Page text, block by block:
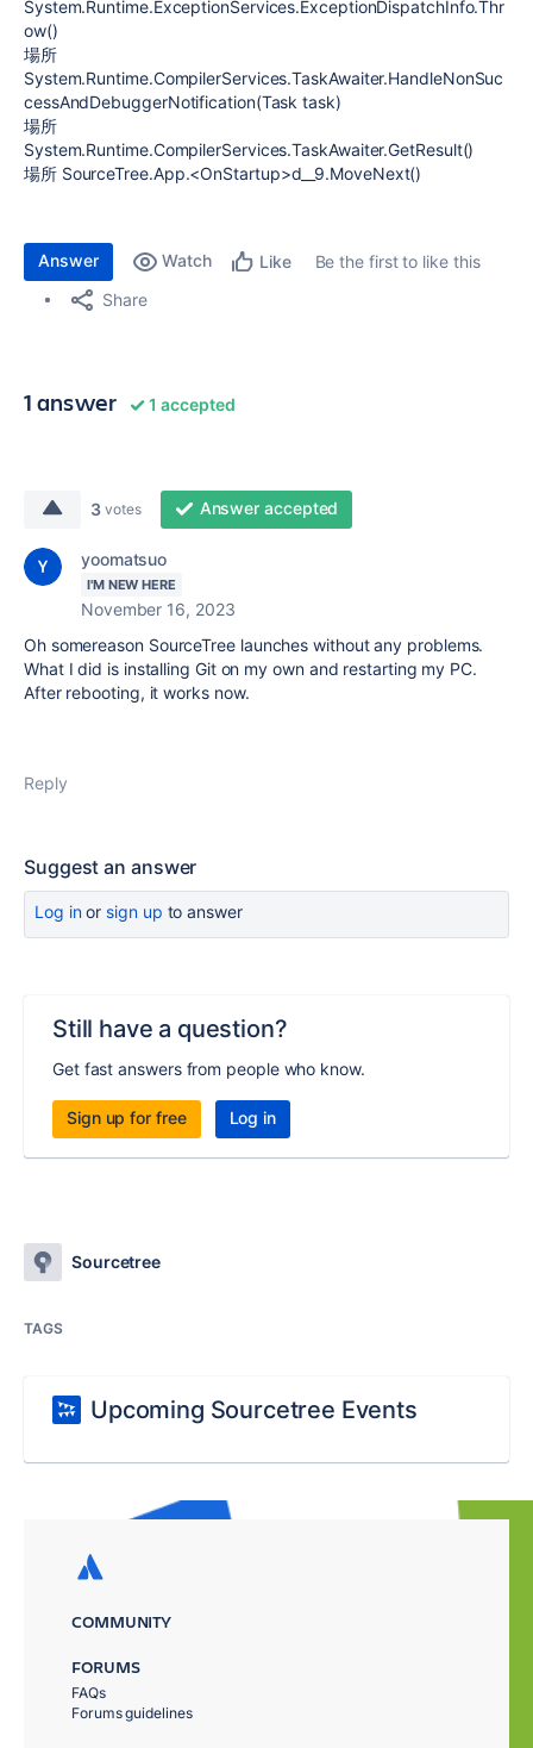
System.Runtime.ExceptionServices.ExceptionDispatchInfo.Thr
ow()
場所
System.Runtime.CompilerServices.TaskAwaiter.HandleNonSuc
cessAndDebuggerNotification(Task task)
場所
System.Runtime.CompilerServices.TaskAwaiter.GetResult()
場所 SourceTree.App.<OnStartup>d__9.MoveNext()
Answer Watch Like
Be the first to like this
Share
1 answer 1 accepted
3 votes Answer accepted
yoomatsuo
I'M NEW HERE
November 16, 2023
Oh somereason SourceTree launches without any problems.
What I did is installing Git on my own and restarting my PC.
After rebooting, it works now.
Reply
Suggest an answer
Log inor sign up to answer
Still have a question?
Get fast answers from people who know.
Sign up for free Log in
Sourcetree
TAGS
Upcoming Sourcetree Events
COMMUNITY
FORUMS
FAQs
Forums guidelines